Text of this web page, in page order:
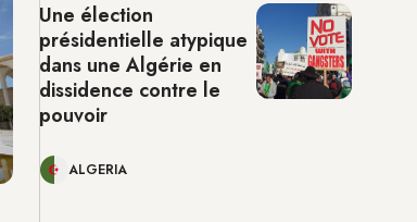
Une élection
présidentielle atypique
dans une Algérie en
dissidence contre le
pouvoir
ALGERIA